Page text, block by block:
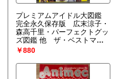
プレミアムアイドル大図鑑
完全永久保存版 広末涼子・
森高千里・パーフェクトグッ
ズ図鑑 他 ザ・ベストマガ
ジンSPECIAL特別編集
￥880